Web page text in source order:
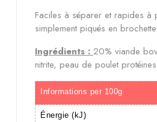
Faciles à séparer et rapides à
simplement piqués en
Ingrédients : 20% viande
nitrite, peau de poulet
Informations per 100g
Énergie (kJ)